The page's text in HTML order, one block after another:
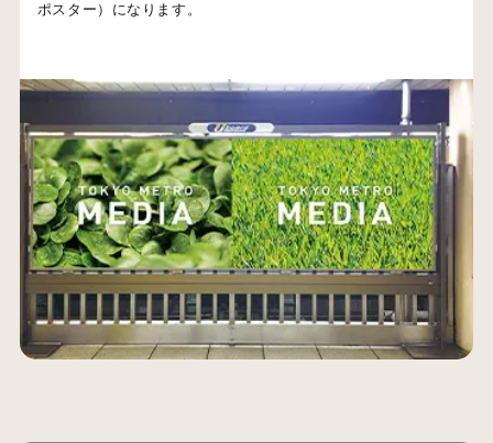
ポスター）になります。